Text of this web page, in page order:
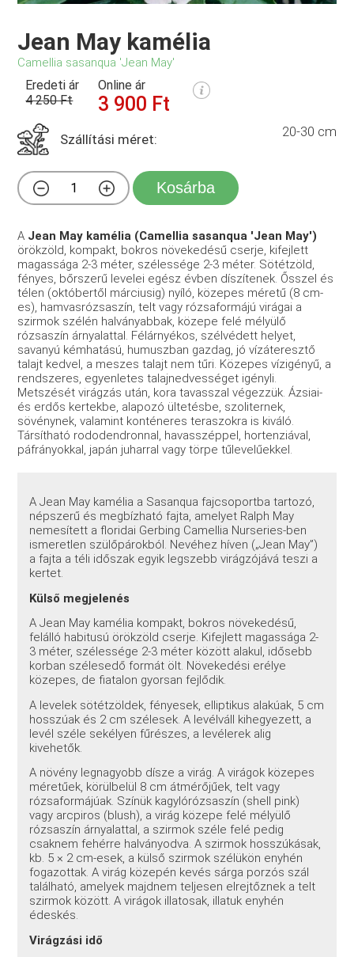
Jean May kamélia
Camellia sasanqua 'Jean May'
Eredeti ár
4 250 Ft
Online ár
3 900 Ft
Szállítási méret: 20-30 cm
Kosárba
A Jean May kamélia (Camellia sasanqua 'Jean May')
örökzöld, kompakt, bokros növekedésű cserje, kifejlett
magassága 2-3 méter, szélessége 2-3 méter. Sötétzöld,
fényes, bőrszerű levelei egész évben díszítenek. Ősszel és
télen (októbertől márciusig) nyíló, közepes méretű (8 cm-
es), hamvasrózsaszín, telt vagy rózsaformájú virágai a
szirmok szélén halványabbak, közepe felé mélyülő
rózsaszín árnyalattal. Félárnyékos, szélvédett helyet,
savanyú kémhatású, humuszban gazdag, jó vízáteresztő
talajt kedvel, a meszes talajt nem tűri. Közepes vízigényű, a
rendszeres, egyenletes talajnedvességet igényli.
Metszését virágzás után, kora tavasszal végezzük. Ázsiai-
és erdős kertekbe, alapozó ültetésbe, szoliternek,
sövénynek, valamint konténeres teraszokra is kiváló.
Társítható rododendronnal, havasszéppel, hortenziával,
páfrányokkal, japán juharral vagy törpe tűlevelűekkel.
A Jean May kamélia a Sasanqua fajcsoportba tartozó,
népszerű és megbízható fajta, amelyet Ralph May
nemesített a floridai Gerbing Camellia Nurseries-ben
ismeretlen szülőpárokból. Nevéhez híven („Jean May”)
a fajta a téli időszak egyik legszebb virágzójává teszi a
kertet.
Külső megjelenés
A Jean May kamélia kompakt, bokros növekedésű,
felálló habitusú örökzöld cserje. Kifejlett magassága 2-
3 méter, szélessége 2-3 méter között alakul, idősebb
korban szélesedő formát ölt. Növekedési erélye
közepes, de fiatalon gyorsan fejlődik.
A levelek sötétzöldek, fényesek, elliptikus alakúak, 5 cm
hosszúak és 2 cm szélesek. A levélváll kihegyezett, a
levél széle sekélyen fűrészes, a levélerek alig
kivehetők.
A növény legnagyobb dísze a virág. A virágok közepes
méretűek, körülbelül 8 cm átmérőjűek, telt vagy
rózsaformájúak. Színük kagylórózsaszín (shell pink)
vagy arcpiros (blush), a virág közepe felé mélyülő
rózsaszín árnyalattal, a szirmok széle felé pedig
csaknem fehérre halványodva. A szirmok hosszúkásak,
kb. 5 × 2 cm-esek, a külső szirmok szélükön enyhén
fogazottak. A virág közepén kevés sárga porzós szál
található, amelyek majdnem teljesen elrejtőznek a telt
szirmok között. A virágok illatosak, illatuk enyhén
édeskés.
Virágzási idő